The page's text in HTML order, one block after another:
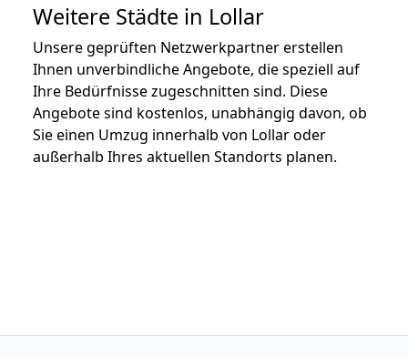
Weitere Städte in Lollar
Unsere geprüften Netzwerkpartner erstellen
Ihnen unverbindliche Angebote, die speziell auf
Ihre Bedürfnisse zugeschnitten sind. Diese
Angebote sind kostenlos, unabhängig davon, ob
Sie einen Umzug innerhalb von Lollar oder
außerhalb Ihres aktuellen Standorts planen.